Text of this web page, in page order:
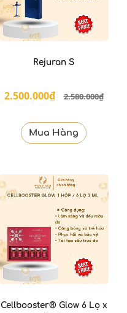
Rejuran S
2.500.000₫ 2.580.000₫
Mua Hàng
Cellbooster® Glow 6 Lọ x